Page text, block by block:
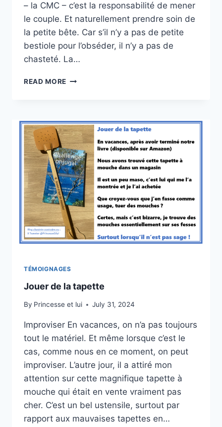
– la CMC – c’est la responsabilité de mener
le couple. Et naturellement prendre soin de
la petite bête. Car s’il n’y a pas de petite
bestiole pour l’obséder, il n’y a pas de
chasteté. La…
READ MORE SOIGNER
TÉMOIGNAGES
Jouer de la tapette
By Princesse et lui July 31, 2024
Improviser En vacances, on n’a pas toujours
tout le matériel. Et même lorsque c’est le
cas, comme nous en ce moment, on peut
improviser. L’autre jour, il a attiré mon
attention sur cette magnifique tapette à
mouche qui était en vente vraiment pas
cher. C’est un bel ustensile, surtout par
rapport aux mauvaises tapettes en…